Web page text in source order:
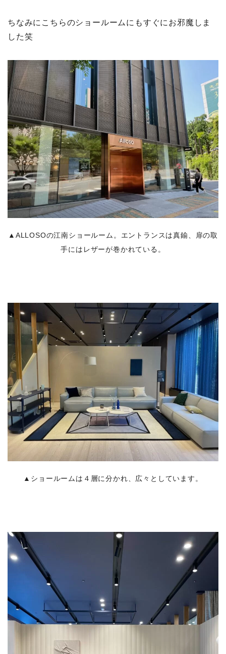
ちなみにこちらのショールームにもすぐにお邪魔しま
した笑
▲ALLOSOの江南ショールーム。エントランスは真鍮、扉の取
手にはレザーが巻かれている。
▲ショールームは４層に分かれ、広々としています。